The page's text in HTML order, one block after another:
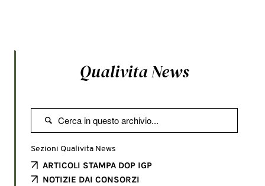
Qualivita News

Sezioni Qualivita News
ARTICOLI STAMPA DOP IGP
NOTIZIE DAI CONSORZI